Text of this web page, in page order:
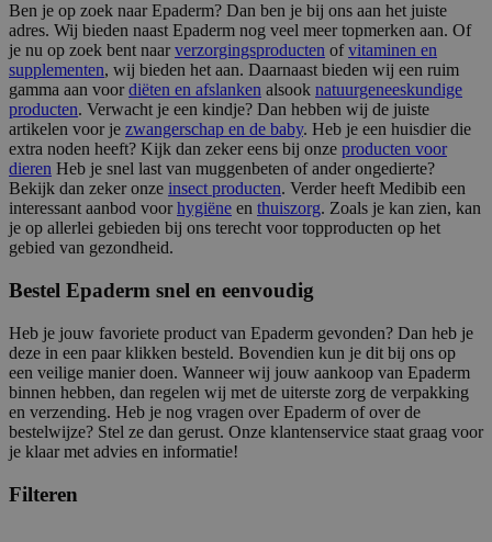
Ben je op zoek naar Epaderm? Dan ben je bij ons aan het juiste
adres. Wij bieden naast Epaderm nog veel meer topmerken aan. Of
je nu op zoek bent naarverzorgingsproducten ofvitaminen en
supplementen, wij bieden het aan. Daarnaast bieden wij een ruim
gamma aan voordiëten en afslanken alsook natuurgeneeskundige
producten. Verwacht je een kindje? Dan hebben wij de juiste
artikelen voor je zwangerschap en de baby. Heb je een huisdier die
extra noden heeft? Kijk dan zeker eens bij onze producten voor
dieren Heb je snel last van muggenbeten of ander ongedierte?
Bekijk dan zeker onze insect producten. Verder heeft Medibib een
interessant aanbod voorhygiëne en thuiszorg. Zoals je kan zien, kan
je op allerlei gebieden bij ons terecht voor topproducten op het
gebied van gezondheid.
Bestel Epaderm snel en eenvoudig
Heb je jouw favoriete product van Epaderm gevonden? Dan heb je
deze in een paar klikken besteld. Bovendien kun je dit bij ons op
een veilige manier doen. Wanneer wij jouw aankoop van Epaderm
binnen hebben, dan regelen wij met de uiterste zorg de verpakking
en verzending. Heb je nog vragen over Epaderm of over de
bestelwijze? Stel ze dan gerust. Onze klantenservice staat graag voor
je klaar met advies en informatie!
Filteren